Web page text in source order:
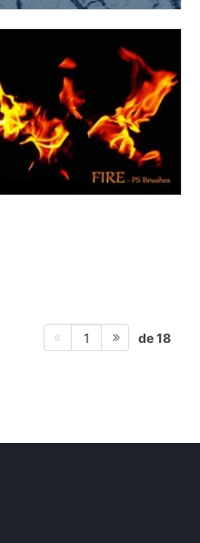
1 de 18